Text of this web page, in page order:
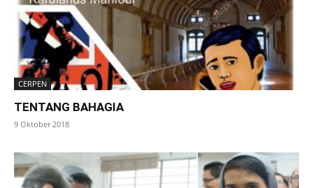
CERPEN
TENTANG BAHAGIA
9 Oktober 2018